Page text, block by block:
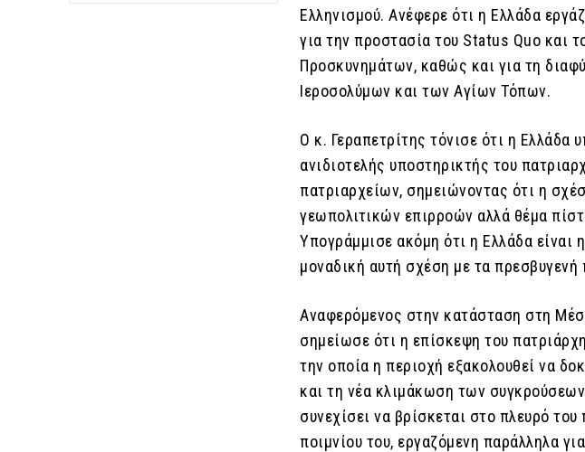
Ελληνισμού. Ανέφερε ότι η Ελλάδα
για την προστασία του Status Quo και
Προσκυνημάτων, καθώς και για τη
Ιεροσολύμων και των Αγίων Τόπων.
Ο κ. Γεραπετρίτης τόνισε ότι η Ελλάδα
ανιδιοτελής υποστηρικτής του
πατριαρχείων, σημειώνοντας ότι η
γεωπολιτικών επιρροών αλλά θέμα
Υπογράμμισε ακόμη ότι η Ελλάδα είναι
μοναδική αυτή σχέση με τα πρεσβυγενή
Αναφερόμενος στην κατάσταση στη
σημείωσε ότι η επίσκεψη του
την οποία η περιοχή εξακολουθεί να
και τη νέα κλιμάκωση των
συνεχίσει να βρίσκεται στο πλευρό
ποιμνίου του, εργαζόμενη παράλληλα